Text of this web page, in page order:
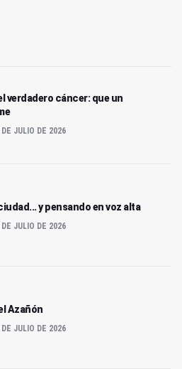
verdadero cáncer: que un
JULIO DE 2026
y pensando en voz alta
JULIO DE 2026
Azañón
JULIO DE 2026